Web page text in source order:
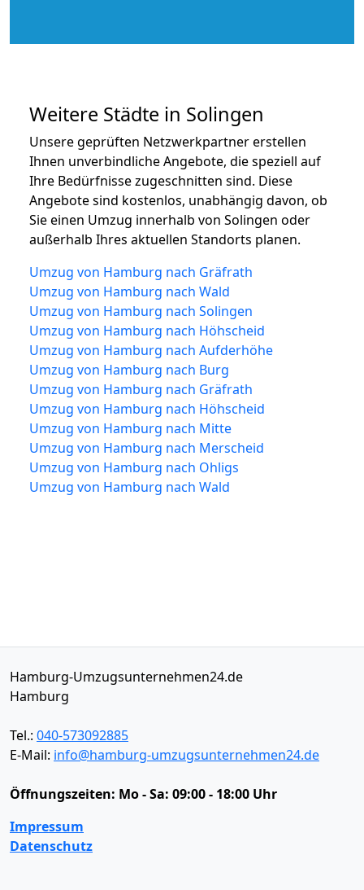
Weitere Städte in Solingen
Unsere geprüften Netzwerkpartner erstellen
Ihnen unverbindliche Angebote, die speziell auf
Ihre Bedürfnisse zugeschnitten sind. Diese
Angebote sind kostenlos, unabhängig davon, ob
Sie einen Umzug innerhalb von Solingen oder
außerhalb Ihres aktuellen Standorts planen.
Umzug von Hamburg nach Gräfrath
Umzug von Hamburg nach Wald
Umzug von Hamburg nach Solingen
Umzug von Hamburg nach Höhscheid
Umzug von Hamburg nach Aufderhöhe
Umzug von Hamburg nach Burg
Umzug von Hamburg nach Gräfrath
Umzug von Hamburg nach Höhscheid
Umzug von Hamburg nach Mitte
Umzug von Hamburg nach Merscheid
Umzug von Hamburg nach Ohligs
Umzug von Hamburg nach Wald
Hamburg-Umzugsunternehmen24.de
Hamburg
Tel.: 040-573092885
E-Mail: info@hamburg-umzugsunternehmen24.de
Öffnungszeiten: Mo - Sa: 09:00 - 18:00 Uhr
Impressum
Datenschutz